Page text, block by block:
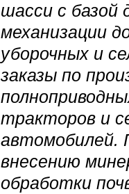
шасси с базой
механизации
уборочных и
заказы по
тракторов и
автомобилей.
внесению
обработки